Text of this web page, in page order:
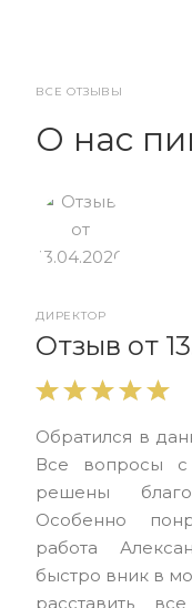
ВСЕ ОТЗЫВЫ
О нас
ДИРЕКТОР
Отзыв от
Обратился в
Все вопросы
решены
Особенно
работа
быстро вник в
расставить